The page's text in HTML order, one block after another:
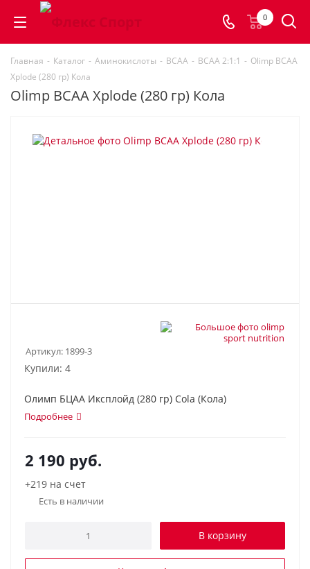
0
Главная - Каталог - Аминокислоты - BCAA - BCAA 2:1:1 - Olimp BCAA
Xplode (280 гр) Кола
Olimp BCAA Xplode (280 гр) Кола
Артикул: 1899-3
Купили: 4
Олимп БЦАА Иксплойд (280 гр) Cola (Кола)
Подробнее
2 190 руб.
+219 на счет
Есть в наличии
В корзину